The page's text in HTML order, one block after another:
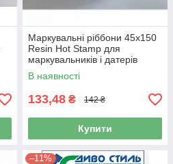
Маркувальні ріббони 45х150
Resin Hot Stamp для
маркувальників і датерів
В наявності
133,48 ₴ 142 ₴
Купити
–11%